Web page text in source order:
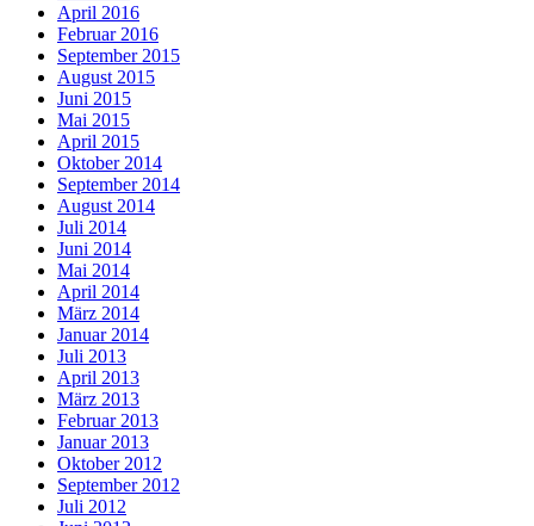
April 2016
Februar 2016
September 2015
August 2015
Juni 2015
Mai 2015
April 2015
Oktober 2014
September 2014
August 2014
Juli 2014
Juni 2014
Mai 2014
April 2014
März 2014
Januar 2014
Juli 2013
April 2013
März 2013
Februar 2013
Januar 2013
Oktober 2012
September 2012
Juli 2012